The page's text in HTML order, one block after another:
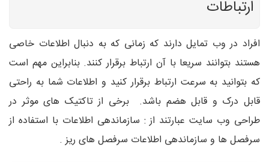
ارتباطات
افراد در وب تمایل دارند که زمانی که به دنبال اطلاعات خاصی
هستند بتوانند سریعا با آن ارتباط برقرار کنند. بنابراین مهم است
که بتوانید به سرعت ارتباط برقرار کنید و اطلاعات شما به راحتی
قابل درک و قابل هضم باشد. برخی از تاکتیک های موثر در
طراحی وب سایت عبارتند از : سازماندهی اطلاعات با استفاده از
سرفصل ها و سازماندهی اطلاعات سرفصل های ریز .